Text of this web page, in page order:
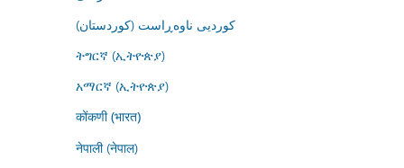
کوردیی ناوەڕاست (کوردستان)
ትግርኛ (ኢትዮጵያ)
አማርኛ (ኢትዮጵያ)
कोंकणी (भारत)
नेपाली (नेपाल)